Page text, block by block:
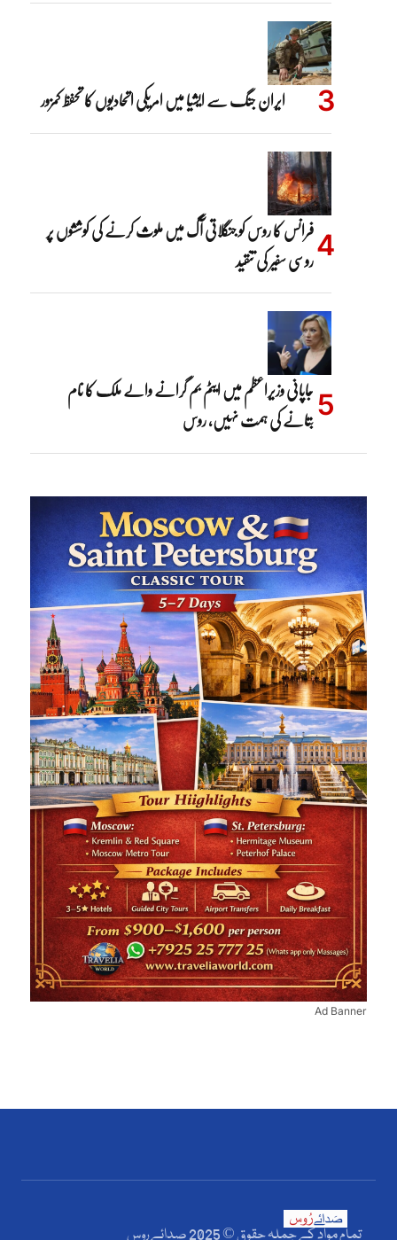
ایران جنگ سے ایشیا میں امریکی اتحادیوں کا تحفظ کمزور
فرانس کا روس کو جنگلاتی آگ میں ملوث کرنے کی کوششوں پر
روسی سفیر کی تنقید
جاپانی وزیراعظم میں ایٹم بم گرانے والے ملک کا نام
بتانے کی ہمت نہیں، روس
Ad Banner
تمام مواد کے جملہ حقوق © 2025 صدائے روس